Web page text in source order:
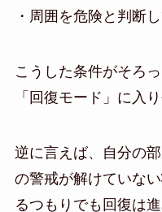
・周囲を危険と判断
こうした条件がそろ
「回復モード」に入
逆に言えば、自分の
の警戒が解けていな
るつもりでも回復は